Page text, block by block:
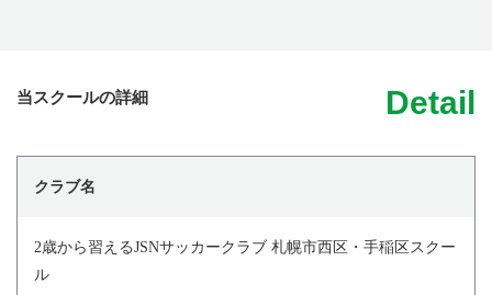
当スクールの詳細 Detail
クラブ名
2歳から習えるJSNサッカークラブ 札幌市西区・手稲区スクー
ル